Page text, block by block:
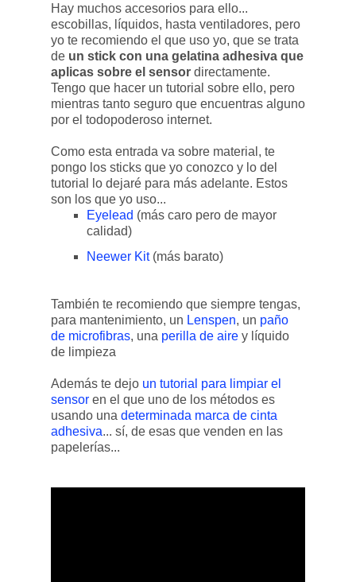
Hay muchos accesorios para ello...
escobillas, líquidos, hasta ventiladores, pero
yo te recomiendo el que uso yo, que se trata
de un stick con una gelatina adhesiva que
aplicas sobre el sensor directamente.
Tengo que hacer un tutorial sobre ello, pero
mientras tanto seguro que encuentras alguno
por el todopoderoso internet.
Como esta entrada va sobre material, te
pongo los sticks que yo conozco y lo del
tutorial lo dejaré para más adelante. Estos
son los que yo uso...
Eyelead (más caro pero de mayor
calidad)
Neewer Kit(más barato)
También te recomiendo que siempre tengas,
para mantenimiento, un Lenspen, un paño
de microfibras, una perilla de aire y líquido
de limpieza
Además te dejo un tutorial para limpiar el
sensor en el que uno de los métodos es
usando una determinada marca de cinta
adhesiva... sí, de esas que venden en las
papelerías...